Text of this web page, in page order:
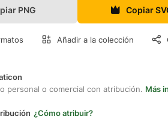
PNG Copiar
Añadir a la colección
personal o comercial con atribución. Más
¿Cómo atribuir?